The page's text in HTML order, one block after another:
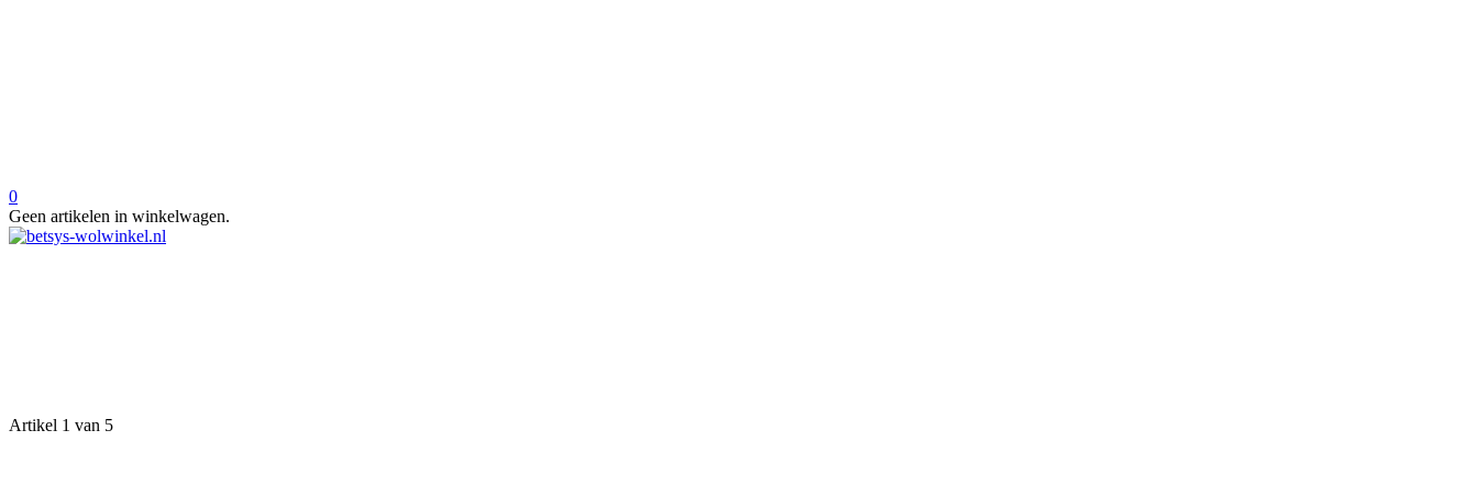
0
Geen artikelen in winkelwagen.
Artikel 1 van 5